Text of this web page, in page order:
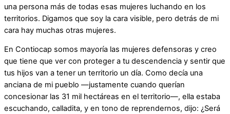
una persona más de todas esas mujeres luchando en los
territorios. Digamos que soy la cara visible, pero detrás de mi
cara hay muchas otras mujeres.
En Contiocap somos mayoría las mujeres defensoras y creo
que tiene que ver con proteger a tu descendencia y sentir que
tus hijos van a tener un territorio un día. Como decía una
anciana de mi pueblo —justamente cuando querían
concesionar las 31 mil hectáreas en el territorio—, ella estaba
escuchando, calladita, y en tono de reprendernos, dijo: ¿Será